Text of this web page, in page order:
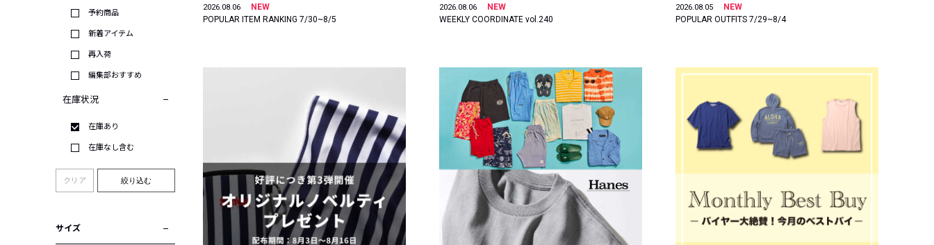
予約商品
新着アイテム
再入荷
編集部おすすめ
在庫状況
在庫あり
在庫なし含む
クリア 絞り込む
サイズ
2026.08.06
NEW
POPULAR ITEM RANKING 7/30~8/5
2026.08.06
NEW
WEEKLY COORDINATE vol.240
2026.08.05
NEW
POPULAR OUTFITS 7/29~8/4